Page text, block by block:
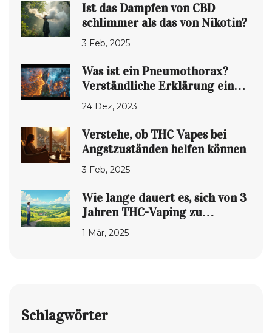
Ist das Dampfen von CBD
schlimmer als das von Nikotin?
3 Feb, 2025
Was ist ein Pneumothorax?
Verständliche Erklärung eines
Lungenkollaps
24 Dez, 2023
Verstehe, ob THC Vapes bei
Angstzuständen helfen können
3 Feb, 2025
Wie lange dauert es, sich von 3
Jahren THC-Vaping zu
erholen?
1 Mär, 2025
Schlagwörter